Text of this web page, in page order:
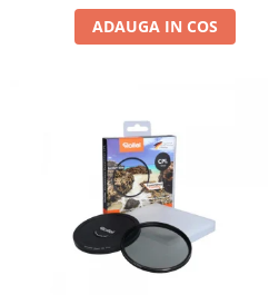
ADAUGA IN COS